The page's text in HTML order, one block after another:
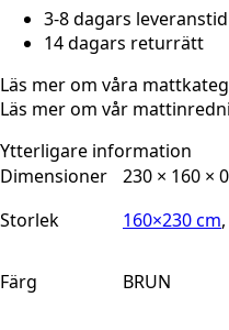
3-8 dagars leveranstid
14 dagars returrätt
Läs mer om våra
Läs mer om vår
Ytterligare information
Dimensioner
230 × 160 ×
Storlek
160×230 cm,
Färg BRUN